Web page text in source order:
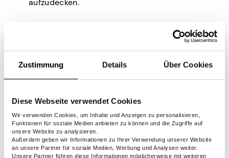
Zustimmung Details Über Cookies
Diese Webseite verwendet Cookies
Wir verwenden Cookies, um Inhalte und Anzeigen zu personalisieren,
Funktionen für soziale Medien anbieten zu können und die Zugriffe auf
unsere Website zu analysieren.
Außerdem geben wir Informationen zu Ihrer Verwendung unserer Website
an unsere Partner für soziale Medien, Werbung und Analysen weiter.
Unsere Partner führen diese Informationen möglicherweise mit weiteren
aufzudecken.
unverbesserlich 4
Kinowelt erobern! Gru und Lucy, die besten
Eltern im Minion-Königreich, werden Gru Jr.
bekommen! Obwohl es für Lucy aufregend
sein wird, mehr Gelb in ihr Leben zu
bringen, werden er und ihre Adoptivtöchter